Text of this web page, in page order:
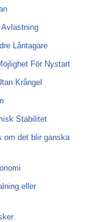
Avlastning
Låntagare
För Nystart
Krångel
Stabilitet
om det blir ganska
eller